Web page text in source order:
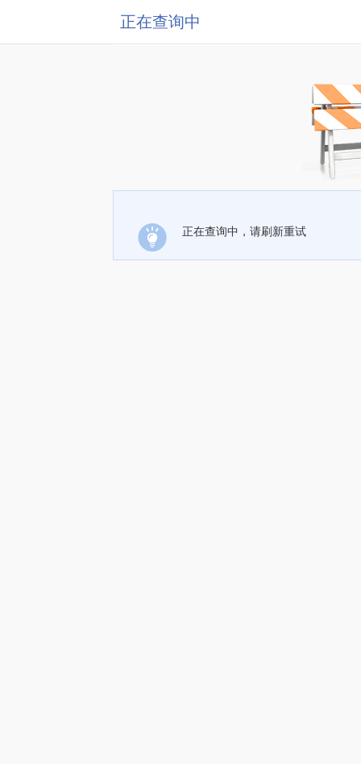
正在查询中
正在查询中，请刷新重试